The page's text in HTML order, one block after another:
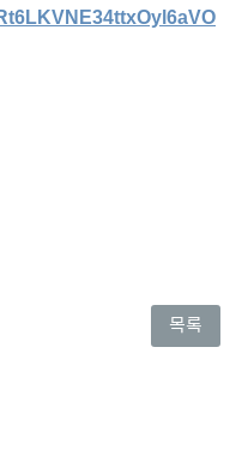
목록